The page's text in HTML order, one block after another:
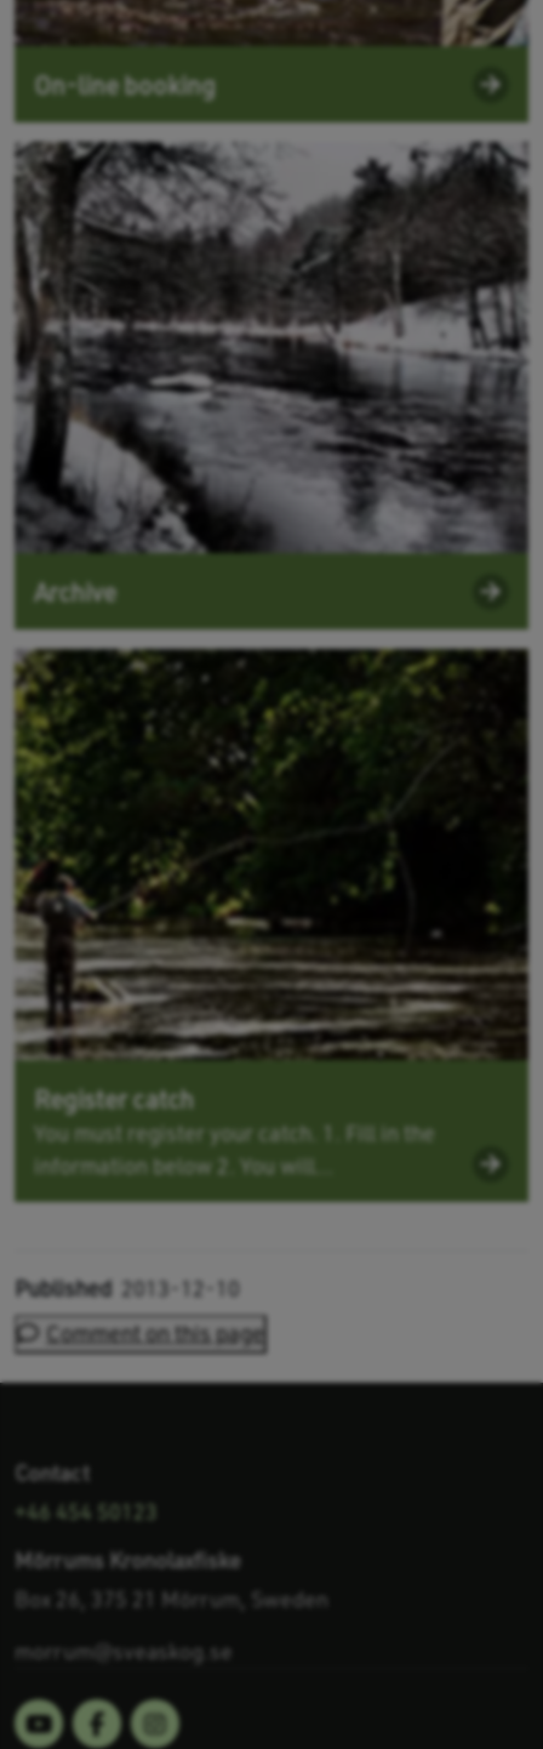
On-line booking
Archive
Register catch
You must register your catch. 1. Fill in the
information below 2. You will...
Published 2013-12-10
Comment on this page
Contact
+46 454 50123
Mörrums Kronolaxfiske
Box 26, 375 21 Mörrum, Sweden
morrum@sveaskog.se